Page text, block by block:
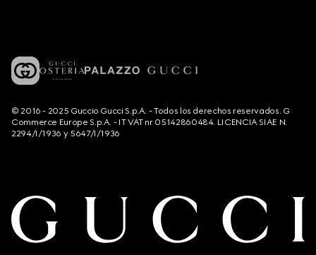
© 2016 - 2025 Guccio Gucci S.p.A. - Todos los derechos reservados. G
Commerce Europe S.p.A. - IT VAT nr 05142860484. LICENCIA SIAE N.
2294/I/1936 y 5647/I/1936